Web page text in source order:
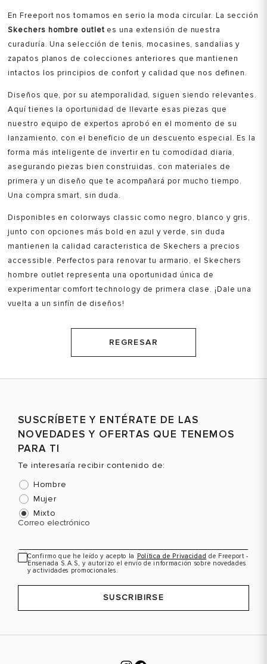
En Freeport nos tomamos en serio la moda circular. La sección
Skechers hombre outlet es una extensión de nuestra
curaduría. Una selección de tenis, mocasines, sandalias y
zapatos planos de colecciones anteriores que mantienen
intactos los principios de confort y calidad que nos definen.
Diseños que, por su atemporalidad, siguen siendo relevantes.
Aquí tienes la oportunidad de llevarte esas piezas que
nuestro equipo de expertos aprobó en el momento de su
lanzamiento, con el beneficio de un descuento especial. Es la
forma más inteligente de invertir en tu comodidad diaria,
asegurando piezas bien construidas, con materiales de
primera y un diseño que te acompañará por mucho tiempo.
Una compra smart, sin duda.
Disponibles en colorways classic como negro, blanco y gris,
junto con opciones más bold en azul y verde, sin duda
mantienen la calidad caracteristica de Skechers a precios
accessible. Perfectos para renovar tu armario, el Skechers
hombre outlet representa una oportunidad única de
experimentar comfort technology de primera clase. ¡Dale una
vuelta a un sinfín de diseños!
REGRESAR
SUSCRÍBETE Y ENTÉRATE DE LAS
NOVEDADES Y OFERTAS QUE TENEMOS
PARA TI
Te interesaría recibir contenido de:
Hombre
Mujer
Mixto
Correo electrónico
Confirmo que he leído y acepto la Política de Privacidad de Freeport -
Ensenada S.A.S, y autorizo el envío de información sobre novedades
y actividades promocionales.
SUSCRIBIRSE